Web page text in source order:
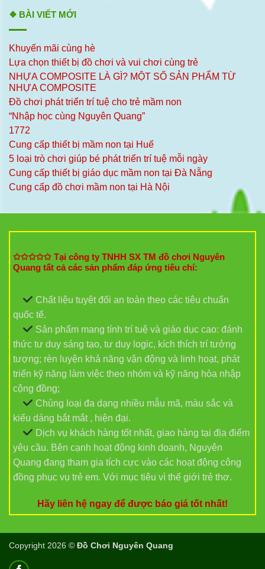
❖ BÀI VIẾT MỚI
Khuyến mãi cùng hè
Lựa chọn thiết bị đồ chơi và vui chơi cùng trẻ
NHỰA COMPOSITE LÀ GÌ? MỘT SỐ SẢN PHẨM TỪ
NHỰA COMPOSITE
Đồ chơi phát triển trí tuệ cho trẻ mầm non
“Nhập học cùng Nguyên Quang”
1772
Cung cấp thiết bị mầm non tại Huế
5 loại trò chơi giúp bé phát triển trí tuệ mỗi ngày
Cung cấp thiết bị giáo dục mầm non tại Đà Nẵng
Cung cấp đồ chơi mầm non tại Hà Nội
✩✩✩✩✩ Tại công ty TNHH SX TM đồ chơi Nguyên
Quang tất cả các sản phẩm đáp ứng tiêu chí:
Chất liệu tuyệt đối an toàn theo các tiêu chuẩn
quốc tế.
Sản phẩm mang tính trí tuệ và giáo dục cao: đánh
thức tư duy sáng tạo, tư duy logic, kích thích trí tưởng
tượng; rèn luyện khả năng vận động và linh hoạt, phát
triển kỹ năng làm việc theo nhóm và kỹ năng hòa nhập
cộng đồng;
Chủng loại đa dạng nhiều mẫu mã, màu sắc và
kiểu dáng bắt mắt , hiện đại.
Dịch vụ khách hàng tốt nhất, giao hàng tại địa điểm
yêu cầu. Bên cạnh hoạt động kinh doanh, Nguyên
Quang đang tham gia tích cực vào các hoạt động công
đồng phục vụ trẻ em. Với mục tiêu vì thế giới trẻ thơ.
Hãy liên hệ ngay để được báo giá tốt nhất!
Copyright 2026 © Đồ Chơi Nguyên Quang